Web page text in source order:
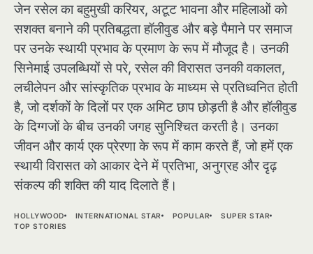
जेन रसेल का बहुमुखी करियर, अटूट भावना और महिलाओं को
सशक्त बनाने की प्रतिबद्धता हॉलीवुड और बड़े पैमाने पर समाज
पर उनके स्थायी प्रभाव के प्रमाण के रूप में मौजूद है। उनकी
सिनेमाई उपलब्धियों से परे, रसेल की विरासत उनकी वकालत,
लचीलेपन और सांस्कृतिक प्रभाव के माध्यम से प्रतिध्वनित होती
है, जो दर्शकों के दिलों पर एक अमिट छाप छोड़ती है और हॉलीवुड
के दिग्गजों के बीच उनकी जगह सुनिश्चित करती है। उनका
जीवन और कार्य एक प्रेरणा के रूप में काम करते हैं, जो हमें एक
स्थायी विरासत को आकार देने में प्रतिभा, अनुग्रह और दृढ़
संकल्प की शक्ति की याद दिलाते हैं।
HOLLYWOOD INTERNATIONAL STAR POPULAR
SUPER STAR
TOP STORIES